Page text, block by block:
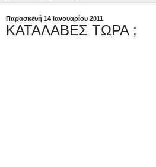
Παρασκευή 14 Ιανουαρίου 2011
ΚΑΤΑΛΑΒΕΣ ΤΩΡΑ ;